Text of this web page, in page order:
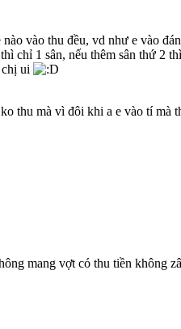
vào thu đều, vd như e vào
chỉ 1 sân, nếu thêm sân thứ 2
ui
thu mà vì đôi khi a e vào tí
mang vợt có thu tiền không